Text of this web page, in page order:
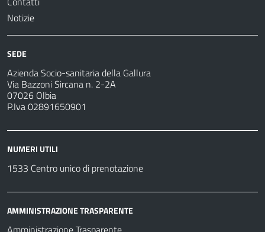
Notizie
SEDE
Azienda Socio-sanitaria della Gallura
Via Bazzoni Sircana n. 2-2A
07026 Olbia
P.Iva 02891650901
NUMERI UTILI
1533 Centro unico di prenotazione
AMMINISTRAZIONE TRASPARENTE